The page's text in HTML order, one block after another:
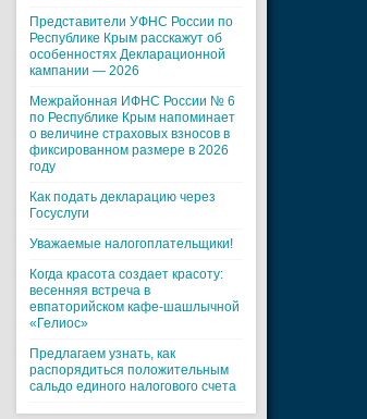
Представители УФНС России по
Республике Крым расскажут об
особенностях Декларационной
кампании — 2026
Межрайонная ИФНС России № 6
по Республике Крым напоминает
о величине страховых взносов в
фиксированном размере в 2026
году
Как подать декларацию через
Госуслуги
Уважаемые налогоплательщики!
Когда красота создает красоту:
весенняя встреча в
евпаторийском кафе-шашлычной
«Гелиос»
Предлагаем узнать, как
распорядиться положительным
сальдо единого налогового счета